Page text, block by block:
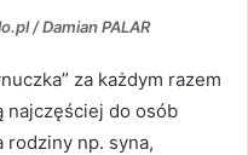
/ Damian PALAR
za każdym razem
najczęściej do osób
rodziny np. syna,